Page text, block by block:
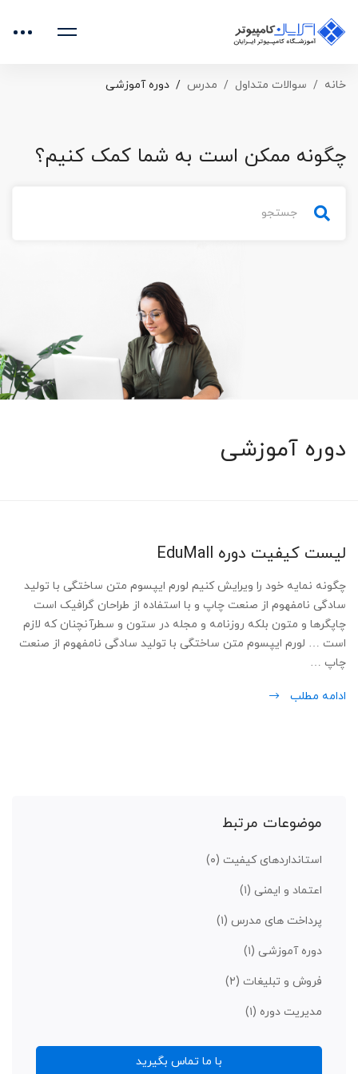
خانه سوالات متداول مدرس دوره آموزشی
چگونه ممکن است به شما کمک کنیم؟
برای:
دوره آموزشی
لیست کیفیت دوره EduMall
چگونه نمایه خود را ویرایش کنیم لورم ایپسوم متن ساختگی با تولید
سادگی نامفهوم از صنعت چاپ و با استفاده از طراحان گرافیک است
چاپگرها و متون بلکه روزنامه و مجله در ستون و سطرآنچنان که لازم
است … لورم ایپسوم متن ساختگی با تولید سادگی نامفهوم از صنعت
چاپ …
ادامه مطلب
موضوعات مرتبط
استانداردهای کیفیت (۰)
اعتماد و ایمنی (۱)
پرداخت های مدرس (۱)
دوره آموزشی (۱)
فروش و تبلیغات (۲)
مدیریت دوره (۱)
با ما تماس بگیرید